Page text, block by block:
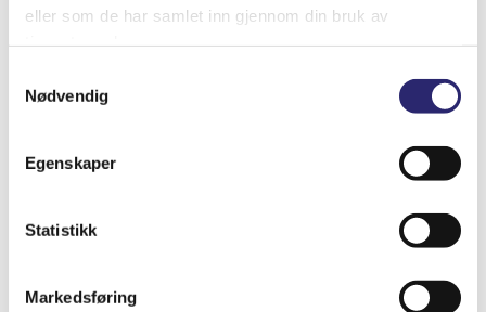
eller som de har samlet inn gjennom din bruk av
Nødvendig
Egenskaper
Statistikk
Markedsføring
Reklamasjon og Angrerett
Reklamasjon:
Dersom det foreligger en mangel ved varen, må du innen
melding (e-post eller brev) om at du vil påberope deg
mangelen. Vi vil da gi deg informasjon om hva du skal
gjøre videre. Reglene om reklamasjon finnes i Lov om